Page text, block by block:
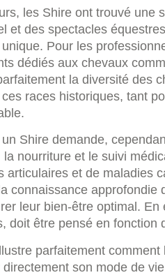
les Shire ont trouvé une
et des spectacles
Pour les
dédiés aux chevaux
la diversité des
races historiques, tant
Shire demande,
la nourriture et le suivi
articulaires et de maladies
connaissance
leur bien-être optimal.
doit être pensé en fonction
parfaitement
directement son mode de